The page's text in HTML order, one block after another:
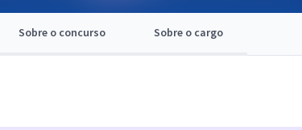
Sobre o concurso Sobre o cargo